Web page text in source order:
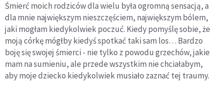
Śmierć moich rodziców dla wielu była ogromną sensacją, a
dla mnie największym nieszczęściem, największym bólem,
jaki mogłam kiedykolwiek poczuć. Kiedy pomyślę sobie, że
moją córkę mógłby kiedyś spotkać taki sam los… Bardzo
boję się swojej śmierci - nie tylko z powodu grzechów, jakie
mam na sumieniu, ale przede wszystkim nie chciałabym,
aby moje dziecko kiedykolwiek musiało zaznać tej traumy.